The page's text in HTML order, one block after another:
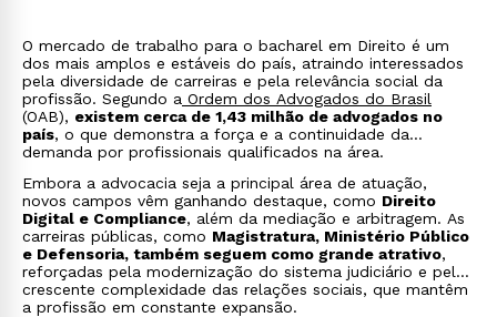
O mercado de trabalho para o bacharel em Direito é um
dos mais amplos e estáveis do país, atraindo interessados
pela diversidade de carreiras e pela relevância social da
profissão. Segundo a Ordem dos Advogados do Brasil
(OAB), existem cerca de 1,43 milhão de advogados no
país, o que demonstra a força e a continuidade da
demanda por profissionais qualificados na área.
Embora a advocacia seja a principal área de atuação,
novos campos vêm ganhando destaque, como Direito
Digital e Compliance, além da mediação e arbitragem. As
carreiras públicas, como Magistratura, Ministério Público
e Defensoria, também seguem como grande atrativo,
reforçadas pela modernização do sistema judiciário e pela
crescente complexidade das relações sociais, que mantêm
a profissão em constante expansão.